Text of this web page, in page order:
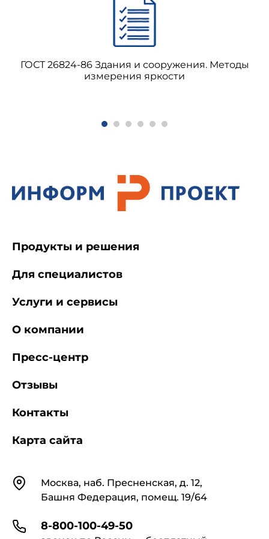
ГОСТ 26824-86 Здания и сооружения. Методы
измерения яркости
КонтактыМосква, наб. Пресненская, д. 12,
Башня Федерация, помещ. 19/64
8-800-100-49-50
Продукты и решения
Для специалистов
Услуги и сервисы
О компании
Пресс-центр
Отзывы
Контакты
Карта сайта